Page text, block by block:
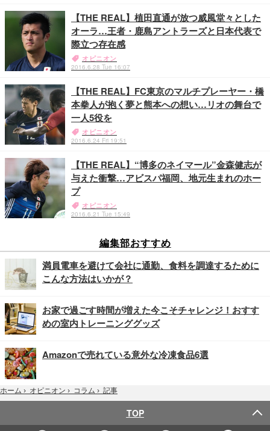
【THE REAL】植田直通が放つ威風堂々とした
オーラ…王者・鹿島アントラーズと日本代表で
際立つ存在感
オピニオン
2016.6.28 Tue 16:07
【THE REAL】FC東京のマルチプレーヤー・橋
本拳人が抱く夢と熊本への想い…リオの舞台で
一人5役を
オピニオン
2016.6.24 Fri 19:51
【THE REAL】“博多のネイマール”金森健志が
与えた衝撃…アビスパ福岡、地元生まれのホー
プ
オピニオン
2016.6.21 Tue 15:49
編集部おすすめ
満員電車を避けて会社に通勤、食料を調達するために
こんな方法はいかが？
お家で過ごす時間が増えた今こそチャレンジ！おすす
めの室内トレーニンググッズ
Amazonで売れている意外な冷凍食品6選
ホーム › オピニオン › コラム › 記事
TOP